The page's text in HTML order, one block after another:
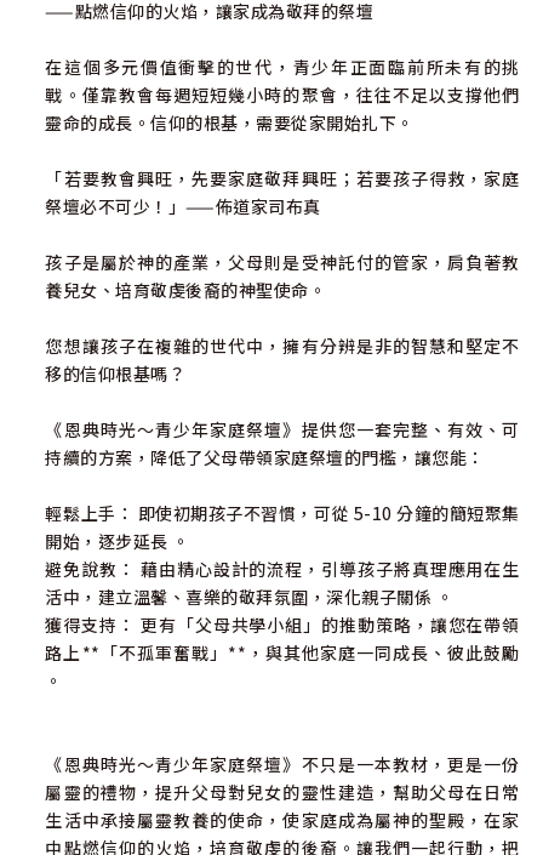
——點燃信仰的火焰，讓家成為敬拜的祭壇
在這個多元價值衝擊的世代，青少年正面臨前所未有的挑
戰。僅靠教會每週短短幾小時的聚會，往往不足以支撐他們
靈命的成長。信仰的根基，需要從家開始扎下。
「若要教會興旺，先要家庭敬拜興旺；若要孩子得救，家庭
祭壇必不可少！」——佈道家司布真
孩子是屬於神的產業，父母則是受神託付的管家，肩負著教
養兒女、培育敬虔後裔的神聖使命。
您想讓孩子在複雜的世代中，擁有分辨是非的智慧和堅定不
移的信仰根基嗎？
《恩典時光～青少年家庭祭壇》提供您一套完整、有效、可
持續的方案，降低了父母帶領家庭祭壇的門檻，讓您能：
輕鬆上手： 即使初期孩子不習慣，可從 5-10 分鐘的簡短聚集
開始，逐步延長 。
避免說教： 藉由精心設計的流程，引導孩子將真理應用在生
活中，建立溫馨、喜樂的敬拜氛圍，深化親子關係 。
獲得支持： 更有「父母共學小組」的推動策略，讓您在帶領
路上**「不孤軍奮戰」**，與其他家庭一同成長、彼此鼓勵
。
《恩典時光～青少年家庭祭壇》不只是一本教材，更是一份
屬靈的禮物，提升父母對兒女的靈性建造，幫助父母在日常
生活中承接屬靈教養的使命，使家庭成為屬神的聖殿，在家
中點燃信仰的火焰，培育敬虔的後裔。讓我們一起行動，把